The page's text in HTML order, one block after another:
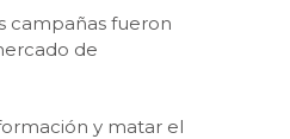
campañas fueron
de
y matar el